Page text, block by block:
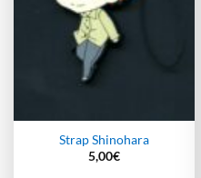
Strap Shinohara
5,00€